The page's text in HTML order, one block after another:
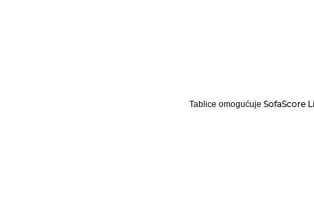
Tablice omogućuje SofaScore